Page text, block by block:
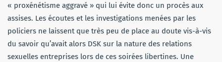
« proxénétisme aggravé » qui lui évite donc un procès aux
assises. Les écoutes et les investigations menées par les
policiers ne laissent que très peu de place au doute vis-à-vis
du savoir qu’avait alors DSK sur la nature des relations
sexuelles entreprises lors de ces soirées libertines. Une